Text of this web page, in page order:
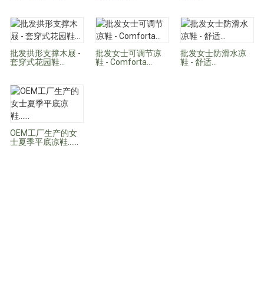
批发拱形支撑木屐 -
套穿式花园鞋...
批发女士可调节凉
鞋 - Comforta...
批发女士防滑水凉
鞋 - 舒适...
OEM工厂生产的女
士夏季平底凉鞋……